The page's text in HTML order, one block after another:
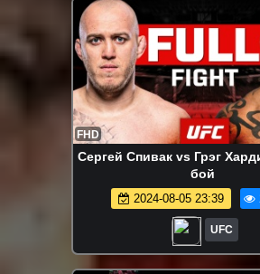
FHD
Сергей Спивак vs Грэг
бой
2024-08-05 23:39
UFC